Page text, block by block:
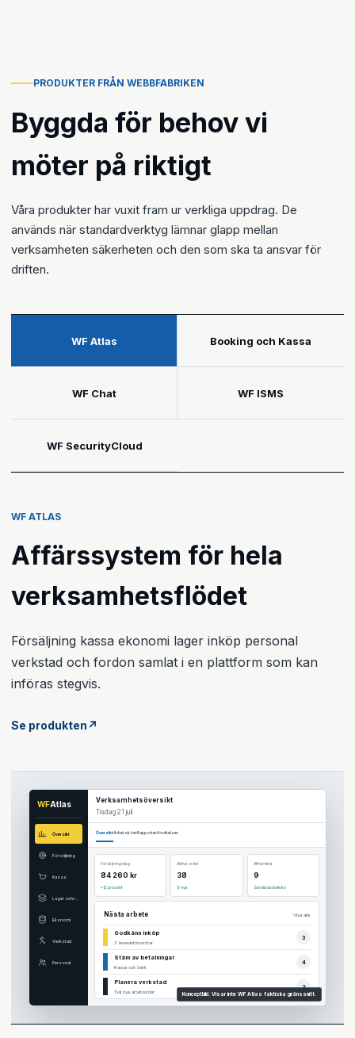
PRODUKTER FRÅN WEBBFABRIKEN
Byggda för behov vi
möter på riktigt
Våra produkter har vuxit fram ur verkliga uppdrag. De
används när standardverktyg lämnar glapp mellan
verksamheten säkerheten och den som ska ta ansvar för
driften.
WF Atlas Booking och Kassa
WF Chat WF ISMS
WF SecurityCloud
WF ATLAS
Affärssystem för hela
verksamhetsflödet
Försäljning kassa ekonomi lager inköp personal
verkstad och fordon samlat i en plattform som kan
införas stegvis.
Se produkten↗
WFAtlas
Översikt
Försäljning
Kassa
Ekonomi
Verkstad
Personal
Verksamhetsöversikt
Tisdag 21 juli
ÖversiktArbetsköerRapporterAvvikelser
Försäljning idag
84 260 kr
+12 procent
Aktiva order
38
6 nya
Att hantera
9
Samlad arbetskö
Nästa arbete Visa alla
Godkänn inköp
3 leverantörsordrar
3
Stäm av betalningar
Kassa och bank
4
Planera verkstad
Två nya arbetsorder
2
Konceptbild. Visar inte WF Atlas faktiska gränssnitt.